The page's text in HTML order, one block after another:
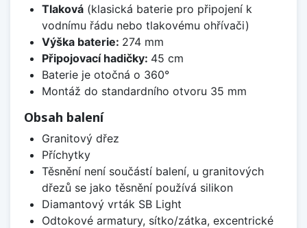
Tlaková(klasická baterie pro připojení k
vodnímu řádu nebo tlakovému ohřívači)
Výška baterie: 274 mm
Připojovací hadičky: 45 cm
Baterie je otočná o 360°
Montáž do standardního otvoru 35 mm
Obsah balení
Granitový dřez
Příchytky
Těsnění není součástí balení, u granitových
dřezů se jako těsnění používá silikon
Diamantový vrták SB Light
Odtokové armatury, sítko/zátka, excentrické